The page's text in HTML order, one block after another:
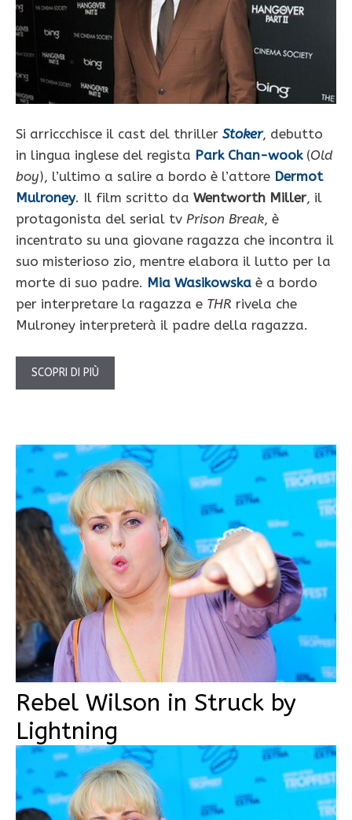
Si arriccchisce il cast del thriller Stoker, debutto
in lingua inglese del regista Park Chan-wook(Old
boy), l’ultimo a salire a bordo è l’attore Dermot
Mulroney. Il film scritto da Wentworth Miller, il
protagonista del serial tv Prison Break, è
incentrato su una giovane ragazza che incontra il
suo misterioso zio, mentre elabora il lutto per la
morte di suo padre. Mia Wasikowska è a bordo
per interpretare la ragazza e THR rivela che
Mulroney interpreterà il padre della ragazza.
SCOPRI DI PIÙ
Rebel Wilson in Struck by
Lightning